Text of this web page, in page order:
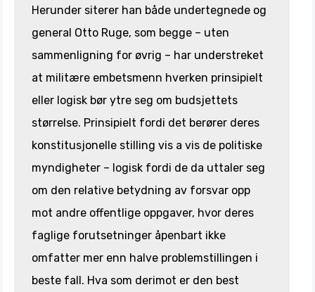
Herunder siterer han både undertegnede og
general Otto Ruge, som begge – uten
sammenligning for øvrig – har understreket
at militære embetsmenn hverken prinsipielt
eller logisk bør ytre seg om budsjettets
størrelse. Prinsipielt fordi det berører deres
konstitusjonelle stilling vis a vis de politiske
myndigheter – logisk fordi de da uttaler seg
om den relative betydning av forsvar opp
mot andre offentlige oppgaver, hvor deres
faglige forutsetninger åpenbart ikke
omfatter mer enn halve problemstillingen i
beste fall. Hva som derimot er den best